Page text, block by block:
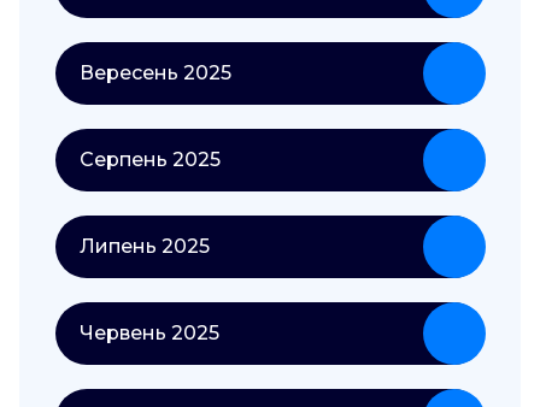
Вересень 2025
Серпень 2025
Липень 2025
Червень 2025